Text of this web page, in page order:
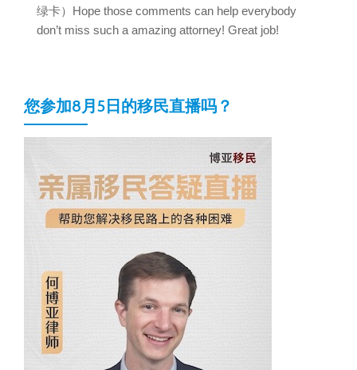
绿卡）Hope those comments can help everybody
don’t miss such a amazing attorney! Great job!
您参加8月5日的移民直播吗？